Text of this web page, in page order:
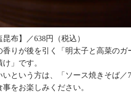
布】／638円（税込）
りが後を引く「明太子と高菜の
」です。
いという方は、「ソース焼きそば
をお楽しみください。